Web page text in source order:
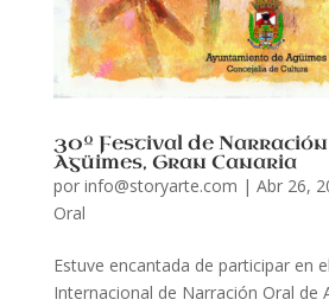
30º Festival de
Agüimes, Gran Canaria
por info@storyarte.com | Abr 26,
Oral
Estuve encantada de participar en
Internacional de Narración Oral de